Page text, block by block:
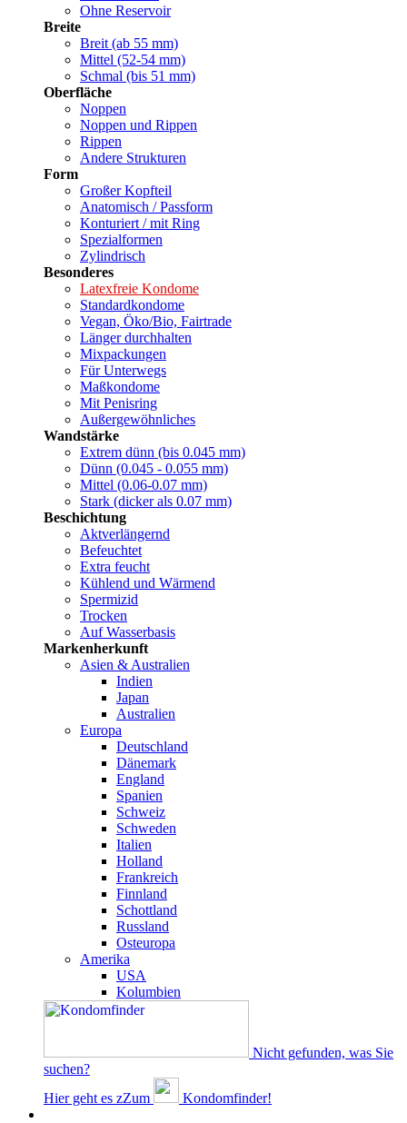
Ohne Reservoir
Breite
Breit (ab 55 mm)
Mittel (52-54 mm)
Schmal (bis 51 mm)
Oberfläche
Noppen
Noppen und Rippen
Rippen
Andere Strukturen
Form
Großer Kopfteil
Anatomisch / Passform
Konturiert / mit Ring
Spezialformen
Zylindrisch
Besonderes
Latexfreie Kondome
Standardkondome
Vegan, Öko/Bio, Fairtrade
Länger durchhalten
Mixpackungen
Für Unterwegs
Maßkondome
Mit Penisring
Außergewöhnliches
Wandstärke
Extrem dünn (bis 0.045 mm)
Dünn (0.045 - 0.055 mm)
Mittel (0.06-0.07 mm)
Stark (dicker als 0.07 mm)
Beschichtung
Aktverlängernd
Befeuchtet
Extra feucht
Kühlend und Wärmend
Spermizid
Trocken
Auf Wasserbasis
Markenherkunft
Asien & Australien
Indien
Japan
Australien
Europa
Deutschland
Dänemark
England
Spanien
Schweiz
Schweden
Italien
Holland
Frankreich
Finnland
Schottland
Russland
Osteuropa
Amerika
USA
Kolumbien
Nicht gefunden, was Sie
suchen?
Hier geht es zZum
Kondomfinder!